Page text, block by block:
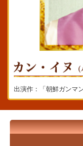
出演作：「朝鮮ガンマ